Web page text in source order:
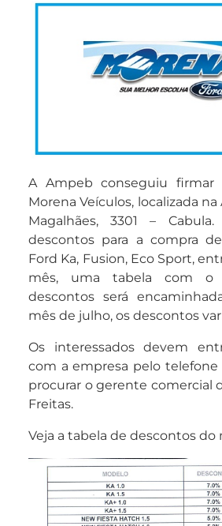
A Ampeb conseguiu firmar
Morena Veículos, localizada
Magalhães, 3301 –
descontos para a compra
Ford Ka, Fusion, Eco Sport,
mês, uma tabela com o
descontos será
mês de julho, os descontos
Os interessados devem
com a empresa pelo telefone
procurar o gerente comercial
Freitas.
Veja a tabela de descontos do